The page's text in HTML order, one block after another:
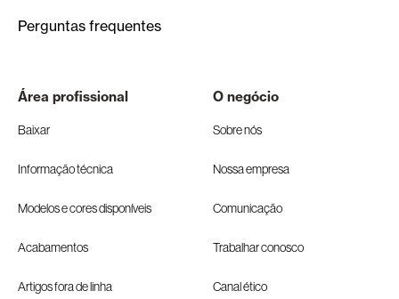
Perguntas frequentes
Área profissional
Baixar
Informação técnica
Modelos e cores disponíveis
Acabamentos
Artigos fora de linha
O negócio
Sobre nós
Nossa empresa
Comunicação
Trabalhar conosco
Canal ético